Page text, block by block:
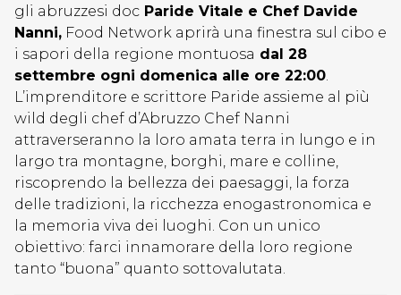
gli abruzzesi doc Paride Vitale e Chef Davide
Nanni, Food Network aprirà una finestra sul cibo e
i sapori della regione montuosa dal 28
settembre ogni domenica alle ore 22:00.
L’imprenditore e scrittore Paride assieme al più
wild degli chef d’Abruzzo Chef Nanni
attraverseranno la loro amata terra in lungo e in
largo tra montagne, borghi, mare e colline,
riscoprendo la bellezza dei paesaggi, la forza
delle tradizioni, la ricchezza enogastronomica e
la memoria viva dei luoghi. Con un unico
obiettivo: farci innamorare della loro regione
tanto “buona” quanto sottovalutata.